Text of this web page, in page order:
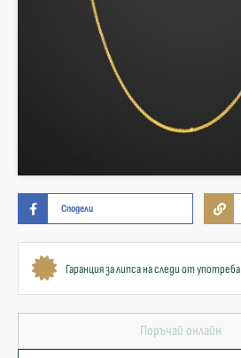
Сподели
Гаранция за липса на следи от употреба
Поръчай онлайн